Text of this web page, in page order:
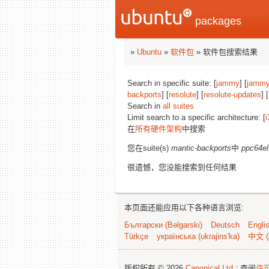
packages
» Ubuntu » 软件包 » 软件包搜索结果
Search in specific suite: [jammy] [
backports] [resolute] [resolute-updates] [
Search in all suites
Limit search to a specific architecture: [
在所有硬件架构中搜索
您在suite(s) mantic-backports中 ppc64el
很遗憾，您没能搜索到任何结果
本页面还能应用以下各种语言浏览:
Български (Bəlgarski)
Deutsch
Türkçe
українська (ukrajins'ka) 中文